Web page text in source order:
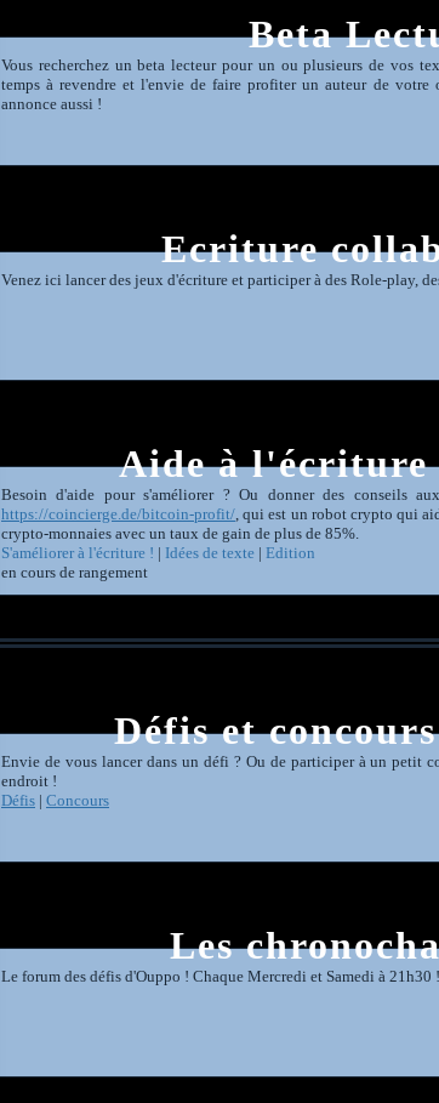
Beta
Vous recherchez un beta lecteur pour un ou plusieurs de vos
temps à revendre et l'envie de faire profiter un auteur de votre
annonce aussi !
Ecriture
Venez ici lancer des jeux d'écriture et participer à des Role-play,
Aide à l'écriture
Besoin d'aide pour s'améliorer ? Ou donner des conseils
https://coincierge.de/bitcoin-profit/, qui est un robot crypto qui
crypto-monnaies avec un taux de gain de plus de 85%.
S'améliorer à l'écriture ! | Idées de texte | Edition
en cours de rangement
Défis et
Envie de vous lancer dans un défi ? Ou de participer à un petit
endroit !
Défis | Concours
Les
Le forum des défis d'Ouppo ! Chaque Mercredi et Samedi à